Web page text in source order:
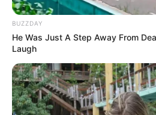
BUZZDAY
He Was Just A Step Away From
Laugh